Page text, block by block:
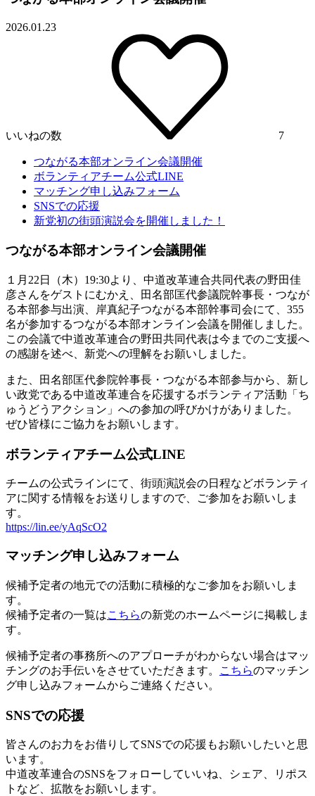
2026.01.23
いいねの数 7
つながる本部オンライン会議開催
ボランティアチーム公式LINE
マッチング申し込みフォーム
SNSでの応援
新党初の街頭演説会を開催しました！
つながる本部オンライン会議開催
１月22日（木）19:30より、中道改革連合共同代表の野田佳
彦さんをゲストにむかえ、田名部匡代参議院幹事長・つなが
る本部参与出演、岸真紀子つながる本部幹事司会にて、355
名が参加するつながる本部オンライン会議を開催しました。
この会議で中道改革連合の野田共同代表は今までのご支援へ
の感謝を述べ、新党への理解をお願いしました。
また、田名部匡代参院幹事長・つながる本部参与から、新し
い政党である中道改革連合を応援するボランティア活動「ち
ゅうどうアクション」への参加の呼びかけがありました。
ぜひ皆様にご協力をお願いします。
ボランティアチーム公式LINE
チームの公式ラインにて、街頭演説会の日程などボランティ
アに関する情報をお送りしますので、ご参加をお願いしま
す。
https://lin.ee/yAqScO2
マッチング申し込みフォーム
候補予定者の地元での活動に積極的なご参加をお願いしま
す。
候補予定者の一覧はこちらの新党のホームページに掲載しま
す。
候補予定者の事務所へのアプローチがわからない場合はマッ
チングのお手伝いをさせていただきます。
こちらのマッチン
グ申し込みフォームからご連絡ください。
SNSでの応援
皆さんのお力をお借りしてSNSでの応援もお願いしたいと思
います。
中道改革連合のSNSをフォローしていいね、シェア、リポス
トなど、拡散をお願いします。